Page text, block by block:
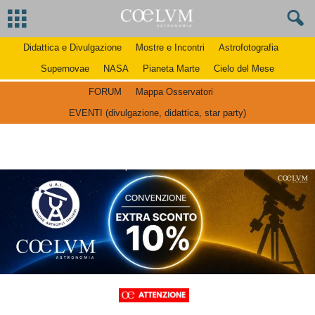
Didattica e Divulgazione Mostre e Incontri
Astrofotografia
Supernovae
NASA Pianeta Marte Cielo del Mese
FORUM
Mappa Osservatori
EVENTI (divulgazione, didattica, star party)